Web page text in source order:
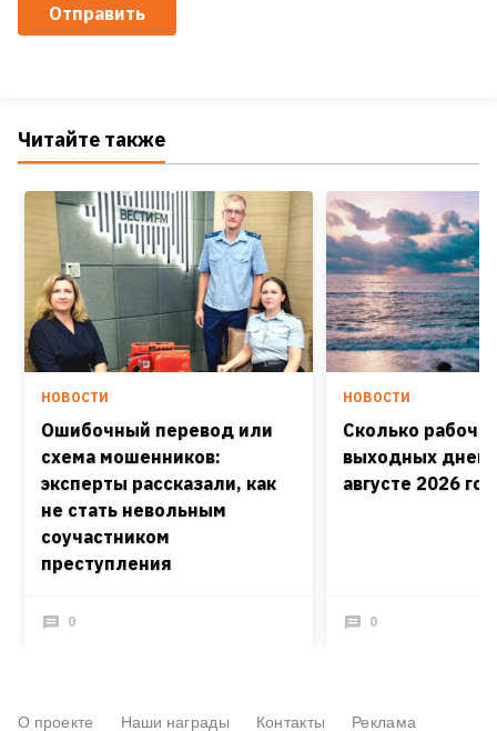
Отправить
Читайте также
НОВОСТИ
Ошибочный перевод или
схема мошенников:
эксперты рассказали, как
не стать невольным
соучастником
преступления
0
НОВОСТИ
Сколько
выходных дней
августе 2026
0
О проекте Наши награды Контакты Реклама